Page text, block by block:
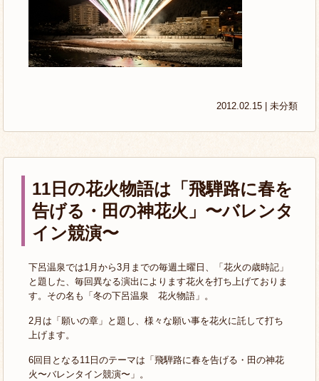
2012.02.15 | 未分類
11日の花火物語は「飛騨路に春を
告げる・田の神花火」〜バレンタ
イン競演〜
下呂温泉では1月から3月までの毎週土曜日、「花火の歳時記」
と題した、毎回異なる演出によります花火を打ち上げておりま
す。その名も「冬の下呂温泉 花火物語」。
2月は「願いの章」と題し、様々な願い事を花火に託して打ち
上げます。
6回目となる11日のテーマは「飛騨路に春を告げる・田の神花
火〜バレンタイン競演〜」。